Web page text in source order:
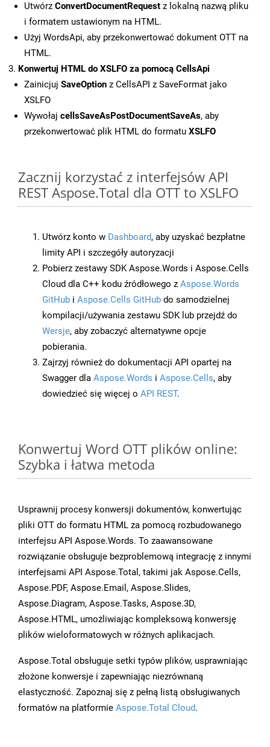
Utwórz ConvertDocumentRequest z lokalną nazwą pliku
i formatem ustawionym na HTML.
Użyj WordsApi, aby przekonwertować dokument OTT na
HTML.
Konwertuj HTML do XSLFO za pomocą CellsApi
Zainicjuj SaveOption z CellsAPI z SaveFormat jako
XSLFO
Wywołaj cellsSaveAsPostDocumentSaveAs, aby
przekonwertować plik HTML do formatu XSLFO
Zacznij korzystać z interfejsów API
REST Aspose.Total dla OTT to XSLFO
Utwórz konto w Dashboard, aby uzyskać bezpłatne
limity API i szczegóły autoryzacji
Pobierz zestawy SDK Aspose.Words i Aspose.Cells
Cloud dla C++ kodu źródłowego z Aspose.Words
GitHub i Aspose.Cells GitHub do samodzielnej
kompilacji/używania zestawu SDK lub przejdź do
Wersje, aby zobaczyć alternatywne opcje
pobierania.
Zajrzyj również do dokumentacji API opartej na
Swagger dla Aspose.Words i Aspose.Cells, aby
dowiedzieć się więcej o API REST.
Konwertuj Word OTT plików online:
Szybka i łatwa metoda
Usprawnij procesy konwersji dokumentów, konwertując
pliki OTT do formatu HTML za pomocą rozbudowanego
interfejsu API Aspose.Words. To zaawansowane
rozwiązanie obsługuje bezproblemową integrację z innymi
interfejsami API Aspose.Total, takimi jak Aspose.Cells,
Aspose.PDF, Aspose.Email, Aspose.Slides,
Aspose.Diagram, Aspose.Tasks, Aspose.3D,
Aspose.HTML, umożliwiając kompleksową konwersję
plików wieloformatowych w różnych aplikacjach.
Aspose.Total obsługuje setki typów plików, usprawniając
złożone konwersje i zapewniając niezrównaną
elastyczność. Zapoznaj się z pełną listą obsługiwanych
formatów na platformie Aspose.Total Cloud.